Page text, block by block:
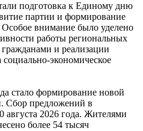
подготовка к Единому дню
партии и формирование
внимание было уделено
работы региональных
и реализации
экономическое
стало формирование новой
Сбор предложений в
августа 2026 года. Жителями
более 54 тысяч